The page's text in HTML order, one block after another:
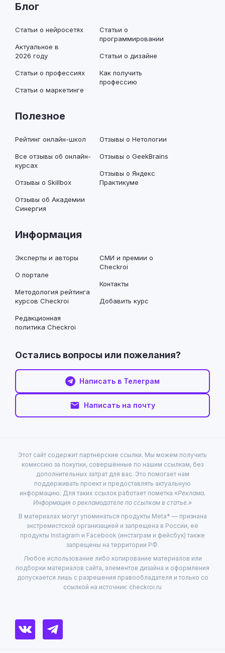
Блог
Статьи о нейросетях
Актуальное в
2026 году
Статьи о профессиях
Статьи о маркетинге
Статьи о
программировании
Статьи о дизайне
Как получить
профессию
Полезное
Рейтинг онлайн-школ
Все отзывы об онлайн-
курсах
Отзывы о Skillbox
Отзывы об Академии
Синергия
Отзывы о Нетологии
Отзывы о GeekBrains
Отзывы о Яндекс
Практикуме
Информация
Эксперты и авторы
О портале
Методология рейтинга
курсов Checkroi
Редакционная
политика Checkroi
СМИ и премии о
Checkroi
Контакты
Добавить курс
Остались вопросы или пожелания?
Написать в Телеграм
Написать на почту
Этот сайт содержит партнёрские ссылки. Мы можем получить
комиссию за покупки, совершённые по нашим ссылкам, без
дополнительных затрат для вас. Это помогает нам
поддерживать проект и предоставлять актуальную
информацию. Для таких ссылок работает пометка «Реклама.
Информация о рекламодателе по ссылкам в статье.»
В материалах могут упоминаться продукты Meta* — признана
экстремистской организацией и запрещена в России, её
продукты Instagram и Facebook (инстаграм и фейсбук) также
запрещены на территории РФ.
Любое использование либо копирование материалов или
подборки материалов сайта, элементов дизайна и оформления
допускается лишь с разрешения правообладателя и только со
ссылкой на источник: checkroi.ru